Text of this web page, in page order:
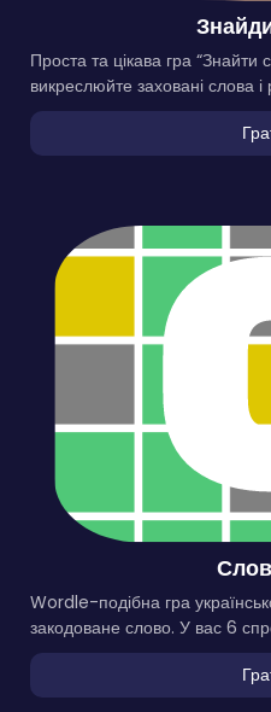
Проста та цікава гра “Знайти
викреслюйте заховані слова і
Wordle-подібна гра
закодоване слово. У вас 6